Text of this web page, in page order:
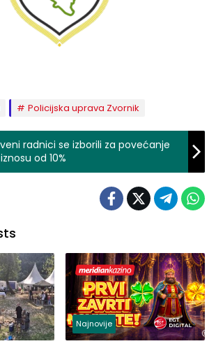
Policijska uprava Zvornik
radnici se izborili za povećanje
od 10%
Najnovije